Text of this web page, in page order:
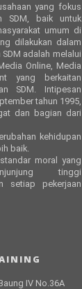
yang fokus
SDM, baik untuk
umum di
dilakukan dalam
adalah melalui
Online, Media
yang berkaitan
SDM. Intipesan
tahun 1995,
dan bagian dari
kehidupan
baik.
moral yang
tinggi
setiap pekerjaan
IV No.36A